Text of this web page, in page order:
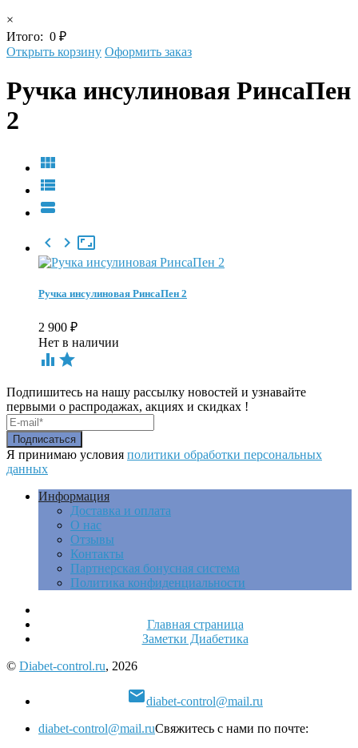
×
Итого: 0 ₽
Открыть корзину Оформить заказ
Ручка инсулиновая РинсаПен
2




 
Ручка инсулиновая РинсаПен 2
2 900 ₽
Нет в наличии
 
Подпишитесь на нашу рассылку новостей и узнавайте
первыми о распродажах, акциях и скидках !
Я принимаю условия политики обработки персональных
данных
Информация
Доставка и оплата
О нас
Отзывы
Контакты
Партнерская бонусная система
Политика конфиденциальности
Главная страница
Заметки Диабетика
© Diabet-control.ru, 2026
diabet-control@mail.ru
diabet-control@mail.ruСвяжитесь с нами по почте: